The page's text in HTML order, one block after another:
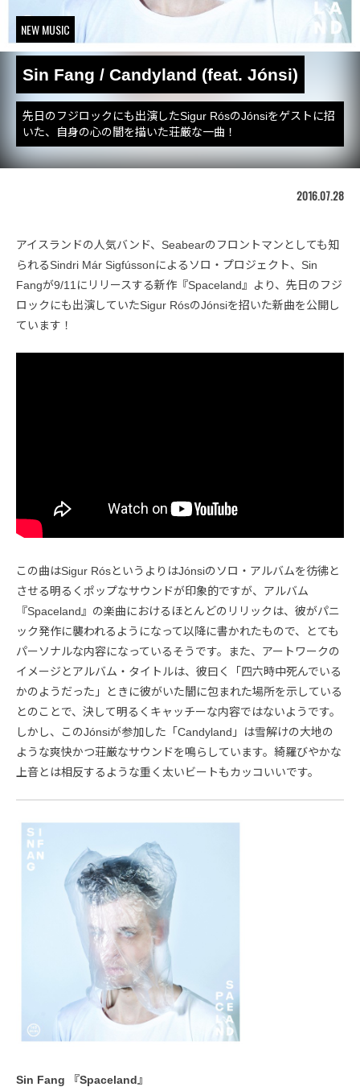
NEW MUSIC
Sin Fang / Candyland (feat. Jónsi)
先日のフジロックにも出演したSigur RósのJónsiをゲストに招
いた、自身の心の闇を描いた荘厳な一曲！
2016.07.28
アイスランドの人気バンド、Seabearのフロントマンとしても知
られるSindri Már Sigfússonによるソロ・プロジェクト、Sin
Fangが9/11にリリースする新作『Spaceland』より、先日のフジ
ロックにも出演していたSigur RósのJónsiを招いた新曲を公開し
ています！
この曲はSigur RósというよりはJónsiのソロ・アルバムを彷彿と
させる明るくポップなサウンドが印象的ですが、アルバム
『Spaceland』の楽曲におけるほとんどのリリックは、彼がパニ
ック発作に襲われるようになって以降に書かれたもので、とても
パーソナルな内容になっているそうです。また、アートワークの
イメージとアルバム・タイトルは、彼曰く「四六時中死んでいる
かのようだった」ときに彼がいた闇に包まれた場所を示している
とのことで、決して明るくキャッチーな内容ではないようです。
しかし、このJónsiが参加した「Candyland」は雪解けの大地の
ような爽快かつ荘厳なサウンドを鳴らしています。綺羅びやかな
上音とは相反するような重く太いビートもカッコいいです。
Sin Fang 『Spaceland』